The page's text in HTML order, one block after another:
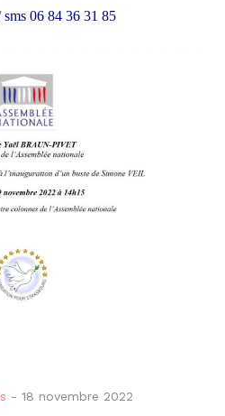
06 84 36 31 85
- 18 novembre 2022